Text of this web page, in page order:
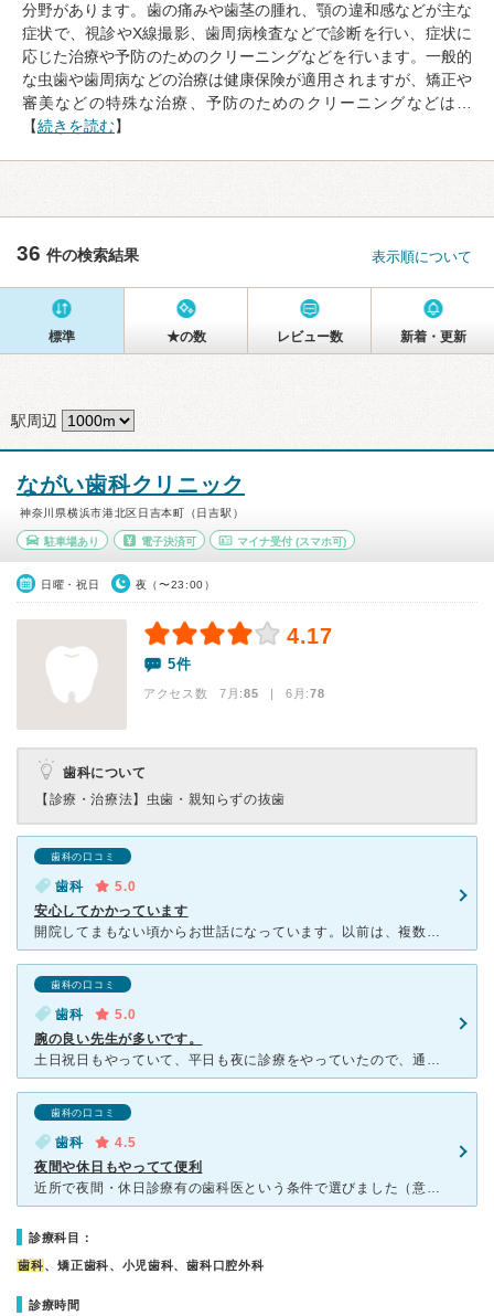
分野があります。歯の痛みや歯茎の腫れ、顎の違和感などが主な
症状で、視診やX線撮影、歯周病検査などで診断を行い、症状に
応じた治療や予防のためのクリーニングなどを行います。一般的
な虫歯や歯周病などの治療は健康保険が適用されますが、矯正や
審美などの特殊な治療、予防のためのクリーニングなどは…
【続きを読む】
36 件の検索結果 表示順について
標準 ★の数 レビュー数 新着・更新
駅周辺
ながい歯科クリニック
神奈川県横浜市港北区日吉本町（日吉駅）
駐車場あり 電子決済可 マイナ受付 (スマホ可)
日曜・祝日 夜（〜23:00）
4.17
5件
アクセス数 7月:85 | 6月:78
歯科について
【診療・治療法】 虫歯・親知らずの抜歯
歯科の口コミ
歯科
5.0
安心してかかっています
開院してまもない頃からお世話になっています。以前は、複数先生がいて、年中無休で治療されてましたが、現在(2020.6)は週休2日、院長お一人で治療に当たられているようです。院長は、治療中の痛みに予め細
歯科の口コミ
歯科
5.0
腕の良い先生が多いです。
土日祝日もやっていて、平日も夜に診療をやっていたので、通院していました。 最初に担当してもらっていた先生は、余計なことは話しませんがませんが、きちんと話を聞いてくださり、説明も丁寧にわかりやすくして
歯科の口コミ
歯科
4.5
夜間や休日もやってて便利
近所で夜間・休日診療有の歯科医という条件で選びました（意外に少ないです）。 院長が若くイケメンで雑誌などのメディアに出ており、軽薄な印象を勝手に抱いてしまい最初は不安でした。ですが、スタッフや医師の
診療科目：
歯科、矯正歯科、小児歯科、歯科口腔外科
診療時間